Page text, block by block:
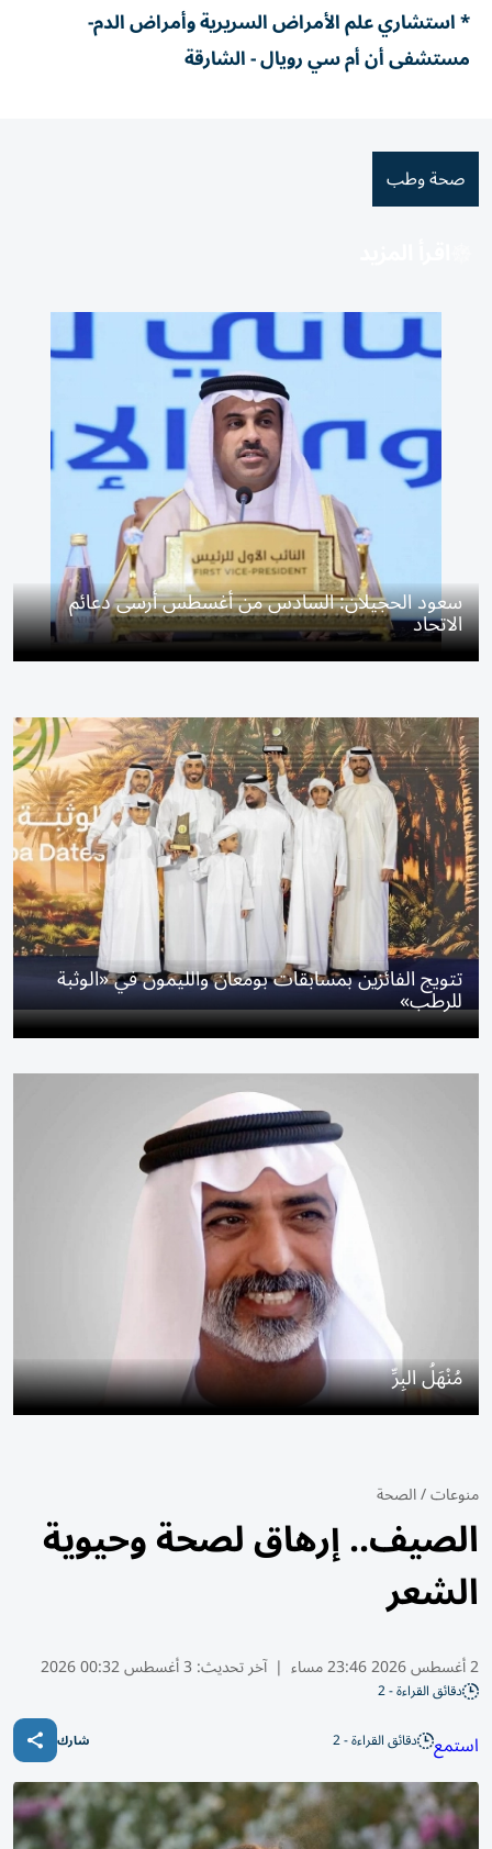
* استشاري علم الأمراض السريرية وأمراض الدم-
مستشفى أن أم سي رويال - الشارقة
صحة وطب
سعود الحجيلان: السادس من أغسطس أرسى دعائم
الاتحاد
تتويج الفائزين بمسابقات بومعان والليمون في «الوثبة
للرطب»
مُنْهَلُ البِرِّ
منوعات/الصحة
الصيف.. إرهاق لصحة وحيوية
الشعر
2 أغسطس 2026 23:46 مساء | آخر تحديث: 3 أغسطس 00:32 2026
دقائق القراءة - 2
استمع دقائق القراءة - 2 شارك